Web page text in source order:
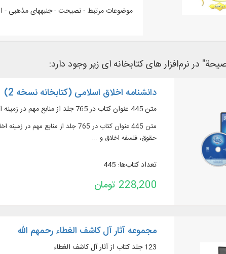
موضوعات مرتبط : نصیحت - جنبه‎های مذهبی - اسلام
در نرم‌افزار های کتابخانه ای زیر وجود دارد:
دانشنامه اخلاق اسلامی (کتابخانه نسخه 2)
متن 445 عنوان کتاب در 765 جلد از منابع مهم در زمينه اخلاق، به زبان عربی و فارسی
متن 445 عنوان کتاب در 765 جلد
حقوق، فلسفه اخلاق و ...
تعداد کتاب‌ها: 445
228,200 تومان
مجموعه آثار آل کاشف الغطاء رحمهم الله
123 جلد کتاب از آثار آل کاشف الغطاء